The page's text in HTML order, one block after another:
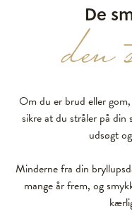
De
Om du er brud eller
sikre at du stråler på din
udsøgt
Minderne fra din
mange år frem, og